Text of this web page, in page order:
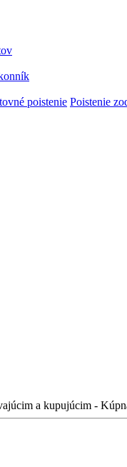
poistenie Poistenie
a kupujúcim -